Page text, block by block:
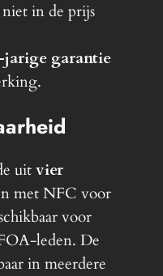
in de prijs
jarige garantie
uitvier
met NFC voor
voor
leden. De
in meerdere